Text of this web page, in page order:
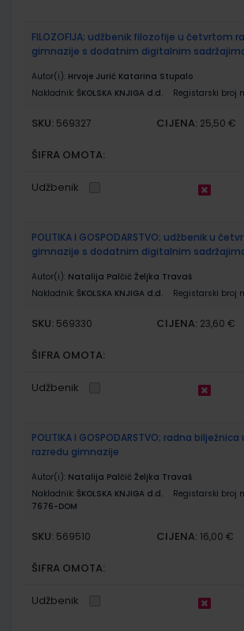
FILOZOFIJA; udžbenik filozofije u četvrtom
gimnazije s dodatnim digitalnim
Autor(i): Hrvoje Jurić Katarina Stupalo
Nakladnik: ŠKOLSKA KNJIGA d.d. Registarski broj
SKU: 569327 CIJENA: 25,50 €
ŠIFRA OMOTA:
Udžbenik
POLITIKA I GOSPODARSTVO; udžbenik u
gimnazije s dodatnim digitalnim
Autor(i): Natalija Palčić Željka Travaš
Nakladnik: ŠKOLSKA KNJIGA d.d. Registarski broj
SKU: 569330 CIJENA: 23,60 €
ŠIFRA OMOTA:
Udžbenik
POLITIKA I GOSPODARSTVO; radna
razredu gimnazije
Autor(i): Natalija Palčić Željka Travaš
Nakladnik: ŠKOLSKA KNJIGA d.d.
Registarski broj
7676-DOM
SKU: 569510 CIJENA: 16,00 €
ŠIFRA OMOTA:
Udžbenik